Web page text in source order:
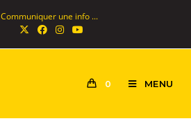
Communiquer une info ...
0 MENU